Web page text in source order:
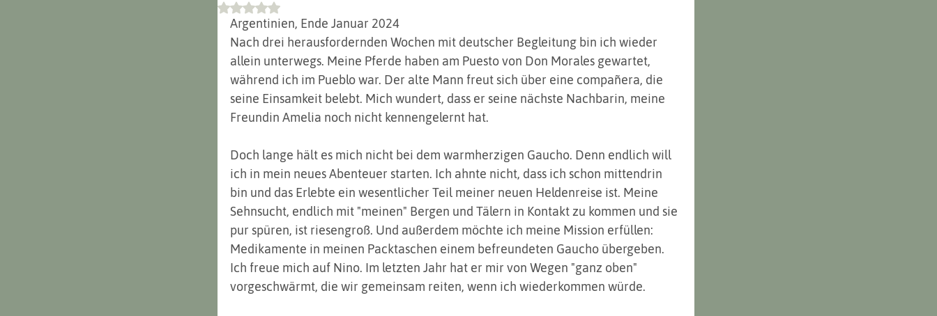
Mit NaN von 5 Sternen bewertet.
Argentinien, Ende Januar 2024
Nach drei herausfordernden Wochen mit deutscher Begleitung bin ich wieder
allein unterwegs. Meine Pferde haben am Puesto von Don Morales gewartet,
während ich im Pueblo war. Der alte Mann freut sich über eine compañera, die
seine Einsamkeit belebt. Mich wundert, dass er seine nächste Nachbarin, meine
Freundin Amelia noch nicht kennengelernt hat.
Doch lange hält es mich nicht bei dem warmherzigen Gaucho. Denn endlich will
ich in mein neues Abenteuer starten. Ich ahnte nicht, dass ich schon mittendrin
bin und das Erlebte ein wesentlicher Teil meiner neuen Heldenreise ist. Meine
Sehnsucht, endlich mit "meinen" Bergen und Tälern in Kontakt zu kommen und sie
pur spüren, ist riesengroß. Und außerdem möchte ich meine Mission erfüllen:
Medikamente in meinen Packtaschen einem befreundeten Gaucho übergeben.
Ich freue mich auf Nino. Im letzten Jahr hat er mir von Wegen "ganz oben"
vorgeschwärmt, die wir gemeinsam reiten, wenn ich wiederkommen würde.